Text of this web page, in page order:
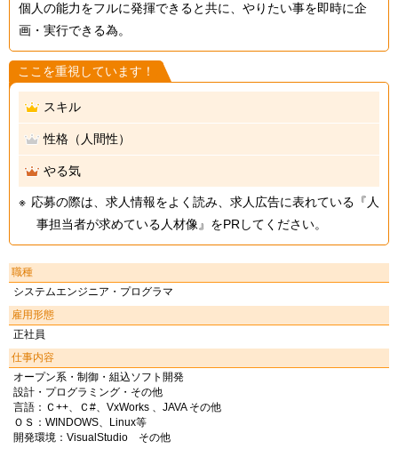
個人の能力をフルに発揮できると共に、やりたい事を即時に企
画・実行できる為。
ここを重視しています！
スキル
性格（人間性）
やる気
応募の際は、求人情報をよく読み、求人広告に表れている『人
事担当者が求めている人材像』をPRしてください。
職種
システムエンジニア・プログラマ
雇用形態
正社員
仕事内容
オープン系・制御・組込ソフト開発
設計・プログラミング・その他
言語：Ｃ++、Ｃ#、VxWorks 、JAVA その他
ＯＳ：WINDOWS、Linux等
開発環境：VisualStudio その他